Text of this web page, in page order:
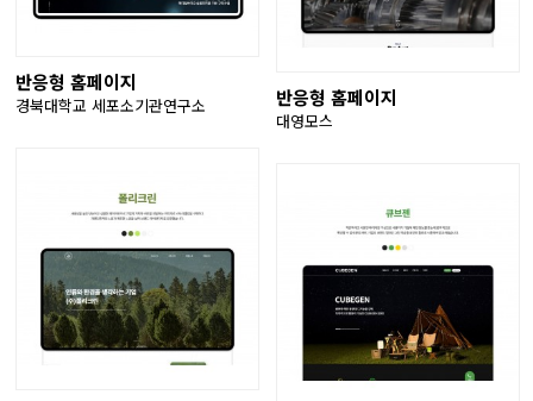
반응형 홈페이지
경북대학교 세포소기관연구소 반응형 홈페이지
대영모스